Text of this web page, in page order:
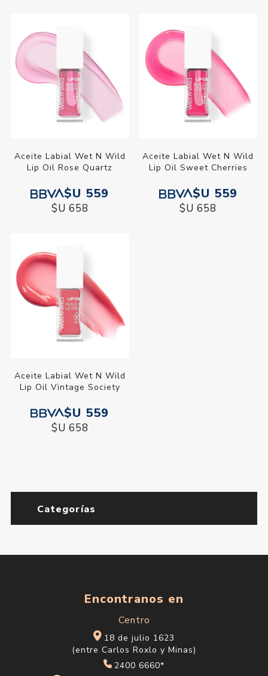
Aceite Labial Wet N Wild
Lip Oil Rose Quartz
$U 559
$U 658
Aceite Labial Wet N Wild
Lip Oil Sweet Cherries
$U 559
$U 658
Aceite Labial Wet N Wild
Lip Oil Vintage Society
$U 559
$U 658
Categorías
Encontranos en
Centro
18 de julio 1623
(entre Carlos Roxlo y Minas)
2400 6660*